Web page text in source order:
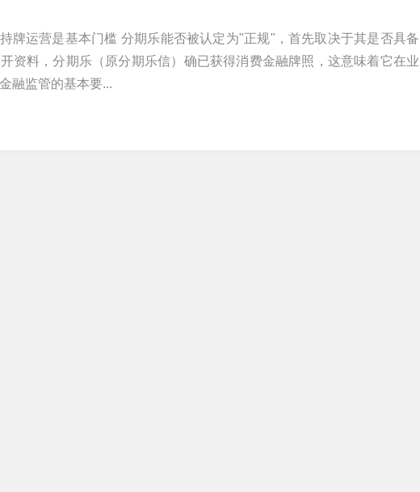
牌运营是基本门槛 分期乐能否被认定为"正规"，首先取决于其是否具备
资料，分期乐（原分期乐信）确已获得消费金融牌照，这意味着它在业
融监管的基本要...